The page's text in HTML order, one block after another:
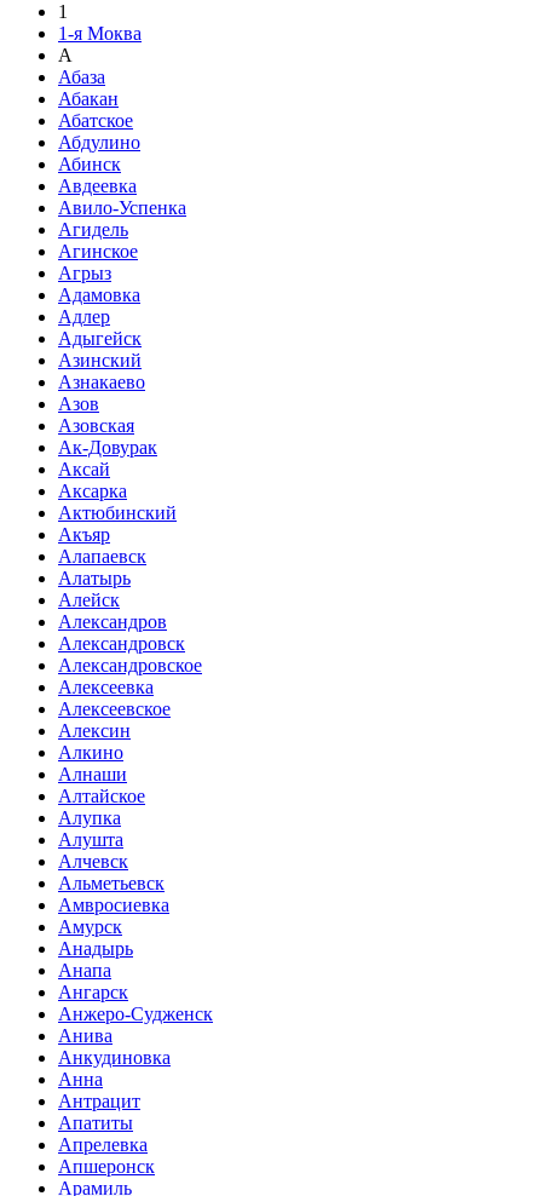
1
1-я Моква
А
Абаза
Абакан
Абатское
Абдулино
Абинск
Авдеевка
Авило-Успенка
Агидель
Агинское
Агрыз
Адамовка
Адлер
Адыгейск
Азинский
Азнакаево
Азов
Азовская
Ак-Довурак
Аксай
Аксарка
Актюбинский
Акъяр
Алапаевск
Алатырь
Алейск
Александров
Александровск
Александровское
Алексеевка
Алексеевское
Алексин
Алкино
Алнаши
Алтайское
Алупка
Алушта
Алчевск
Альметьевск
Амвросиевка
Амурск
Анадырь
Анапа
Ангарск
Анжеро-Судженск
Анива
Анкудиновка
Анна
Антрацит
Апатиты
Апрелевка
Апшеронск
Арамиль